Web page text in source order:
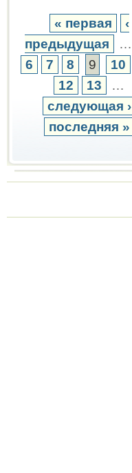
« первая
‹
предыдущая
…
6
7 8 9 10
12
13
…
следующая ›
последняя »